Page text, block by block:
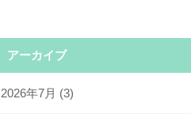
アーカイブ
2026年7月 (3)